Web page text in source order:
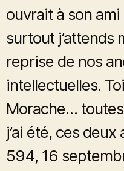
ouvrait à son
surtout j’attends
reprise de nos
intellectuelles.
Morache…
j’ai été, ces deux
594, 16